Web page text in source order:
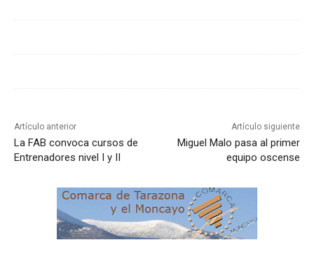
Artículo anterior
La FAB convoca cursos de
Entrenadores nivel I y II
Artículo siguiente
Miguel Malo pasa al primer
equipo oscense